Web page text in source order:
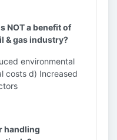
NOT a benefit of
& gas industry?
environmental
costs d) Increased
handling